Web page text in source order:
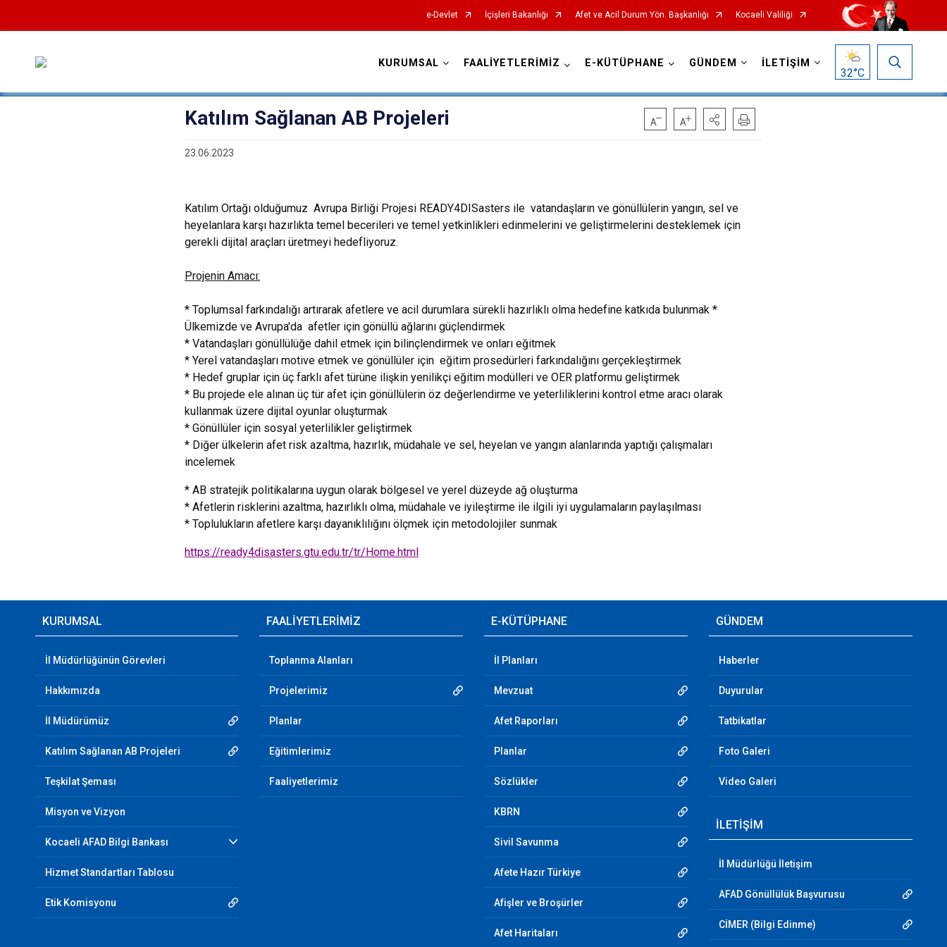
e-Devlet İçişleri Bakanlığı Afet ve Acil Durum Yön. Başkanlığı Kocaeli Valiliği
KURUMSAL FAALİYETLERİMİZ E-KÜTÜPHANE GÜNDEM İLETİŞİM
32°C
Katılım Sağlanan AB Projeleri
23.06.2023
Katılım Ortağı olduğumuz Avrupa Birliği Projesi READY4DISasters ile vatandaşların ve gönüllülerin yangın, sel ve
heyelanlara karşı hazırlıkta temel becerileri ve temel yetkinlikleri edinmelerini ve geliştirmelerini desteklemek için
gerekli dijital araçları üretmeyi hedefliyoruz.
Projenin Amacı:
* Toplumsal farkındalığı artırarak afetlere ve acil durumlara sürekli hazırlıklı olma hedefine katkıda bulunmak *
Ülkemizde ve Avrupa'da afetler için gönüllü ağlarını güçlendirmek
* Vatandaşları gönüllülüğe dahil etmek için bilinçlendirmek ve onları eğitmek
* Yerel vatandaşları motive etmek ve gönüllüler için eğitim prosedürleri farkındalığını gerçekleştirmek
* Hedef gruplar için üç farklı afet türüne ilişkin yenilikçi eğitim modülleri ve OER platformu geliştirmek
* Bu projede ele alınan üç tür afet için gönüllülerin öz değerlendirme ve yeterliliklerini kontrol etme aracı olarak
kullanmak üzere dijital oyunlar oluşturmak
* Gönüllüler için sosyal yeterlilikler geliştirmek
* Diğer ülkelerin afet risk azaltma, hazırlık, müdahale ve sel, heyelan ve yangın alanlarında yaptığı çalışmaları
incelemek
* AB stratejik politikalarına uygun olarak bölgesel ve yerel düzeyde ağ oluşturma
* Afetlerin risklerini azaltma, hazırlıklı olma, müdahale ve iyileştirme ile ilgili iyi uygulamaların paylaşılması
* Toplulukların afetlere karşı dayanıklılığını ölçmek için metodolojiler sunmak
https://ready4disasters.gtu.edu.tr/tr/Home.html
KURUMSAL
İl Müdürlüğünün Görevleri
Hakkımızda
İl Müdürümüz
Katılım Sağlanan AB Projeleri
Teşkilat Şeması
Misyon ve Vizyon
Kocaeli AFAD Bilgi Bankası
Hizmet Standartları Tablosu
Etik Komisyonu
FAALİYETLERİMİZ
Toplanma Alanları
Projelerimiz
Planlar
Eğitimlerimiz
Faaliyetlerimiz
E-KÜTÜPHANE
İl Planları
Mevzuat
Afet Raporları
Planlar
Sözlükler
KBRN
Sivil Savunma
Afete Hazır Türkiye
Afişler ve Broşürler
Afet Haritaları
GÜNDEM
Haberler
Duyurular
Tatbikatlar
Foto Galeri
Video Galeri
İLETİŞİM
İl Müdürlüğü İletişim
AFAD Gönüllülük Başvurusu
CİMER (Bilgi Edinme)